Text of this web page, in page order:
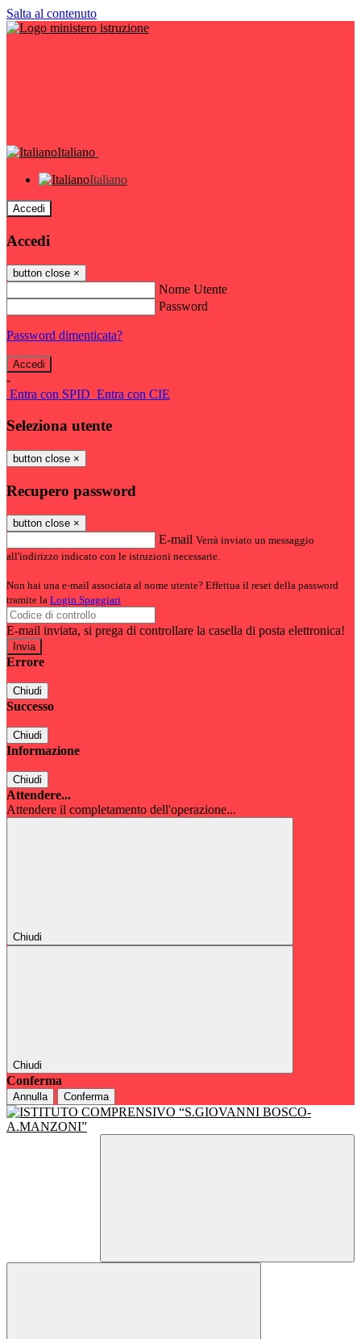
Salta al contenuto
Italiano
Italiano
Accedi
Accedi
button close ×
Nome Utente
Password
Password dimenticata?
-
Entra con SPID Entra con CIE
Seleziona utente
button close ×
Recupero password
button close ×
E-mail Verrà inviato un messaggio
all'indirizzo indicato con le istruzioni necessarie.
Non hai una e-mail associata al nome utente? Effettua il reset della password
tramite la Login Spaggiari
E-mail inviata, si prega di controllare la casella di posta elettronica!
Errore
Chiudi
Successo
Chiudi
Informazione
Chiudi
Attendere...
Attendere il completamento dell'operazione...
Chiudi
Chiudi
Conferma
Annulla Conferma